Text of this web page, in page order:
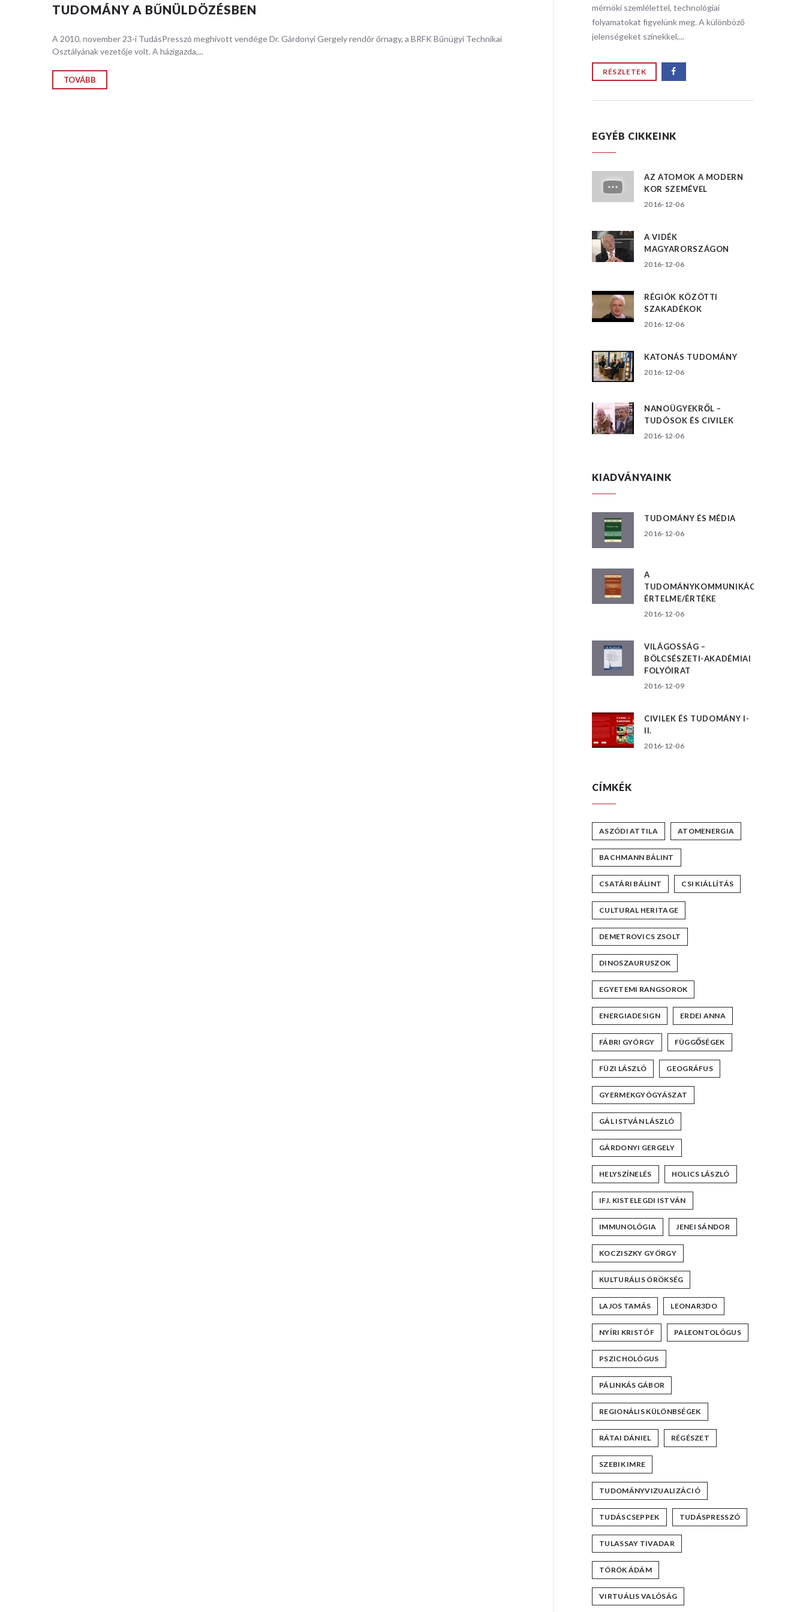
TUDOMÁNY A BŰNÜLDÖZÉSBEN
A 2010. november 23-i TudásPresszó meghívott vendége Dr. Gárdonyi Gergely rendőr őrnagy, a BRFK Bűnügyi Technikai
Osztályának vezetője volt. A házigazda,...
TOVÁBB
mérnöki szemlélettel, technológiai
jelenségeket színekkel,...
jelenségeket színekkel,...
mérnöki szemlélettel, technológiai
folyamatokat figyelünk meg. A különböző
jelenségeket színekkel,...
RÉSZLETEK
EGYÉB CIKKEINK
AZ ATOMOK A MODERN
KOR SZEMÉVEL
2016-12-06
A VIDÉK
MAGYARORSZÁGON
2016-12-06
RÉGIÓK KÖZÖTTI
SZAKADÉKOK
2016-12-06
KATONÁS TUDOMÁNY
2016-12-06
NANOÜGYEKRŐL –
TUDÓSOK ÉS CIVILEK
2016-12-06
KIADVÁNYAINK
TUDOMÁNY ÉS MÉDIA
2016-12-06
A
TUDOMÁNYKOMMUNIKÁCIÓ
ÉRTELME/ÉRTÉKE
2016-12-06
VILÁGOSSÁG –
BÖLCSÉSZETI-AKADÉMIAI
FOLYÓIRAT
2016-12-09
CIVILEK ÉS TUDOMÁNY I-
II.
2016-12-06
CÍMKÉK
ASZÓDI ATTILA ATOMENERGIA
BACHMANN BÁLINT
CSATÁRI BÁLINT CSI KIÁLLÍTÁS
CULTURAL HERITAGE
DEMETROVICS ZSOLT
DINOSZAURUSZOK
EGYETEMI RANGSOROK
ENERGIADESIGN ERDEI ANNA
FÁBRI GYÖRGY FÜGGŐSÉGEK
FÜZI LÁSZLÓ GEOGRÁFUS
GYERMEKGYÓGYÁSZAT
GÁL ISTVÁN LÁSZLÓ
GÁRDONYI GERGELY
HELYSZÍNELÉS HOLICS LÁSZLÓ
IFJ. KISTELEGDI ISTVÁN
IMMUNOLÓGIA JENEI SÁNDOR
KOCZISZKY GYÖRGY
KULTURÁLIS ÖRÖKSÉG
LAJOS TAMÁS LEONAR3DO
NYÍRI KRISTÓF PALEONTOLÓGUS
PSZICHOLÓGUS
PÁLINKÁS GÁBOR
REGIONÁLIS KÜLÖNBSÉGEK
RÁTAI DÁNIEL RÉGÉSZET
SZEBIK IMRE
TUDOMÁNYVIZUALIZÁCIÓ
TUDÁSCSEPPEK TUDÁSPRESSZÓ
TULASSAY TIVADAR
TÖRÖK ÁDÁM
VIRTUÁLIS VALÓSÁG